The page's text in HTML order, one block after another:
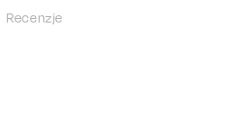
Recenzje